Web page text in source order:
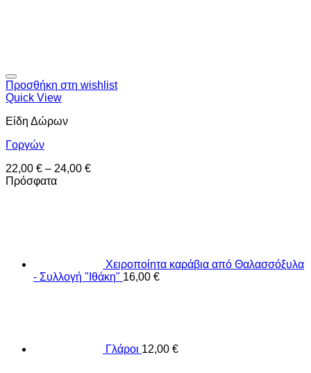
Προσθήκη στη wishlist
Quick View
Είδη Δώρων
Γοργών
22,00 € – 24,00 €
Πρόσφατα
Χειροποίητα καράβια από Θαλασσόξυλα
- Συλλογή "Ιθάκη" 16,00 €
Γλάροι 12,00 €